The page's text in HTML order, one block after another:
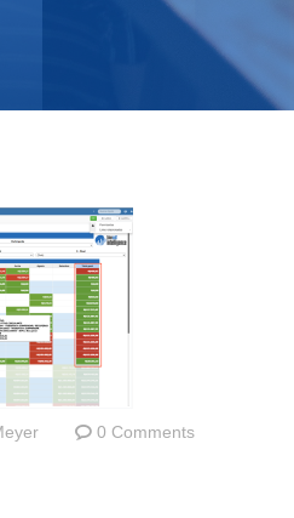
0 Comments